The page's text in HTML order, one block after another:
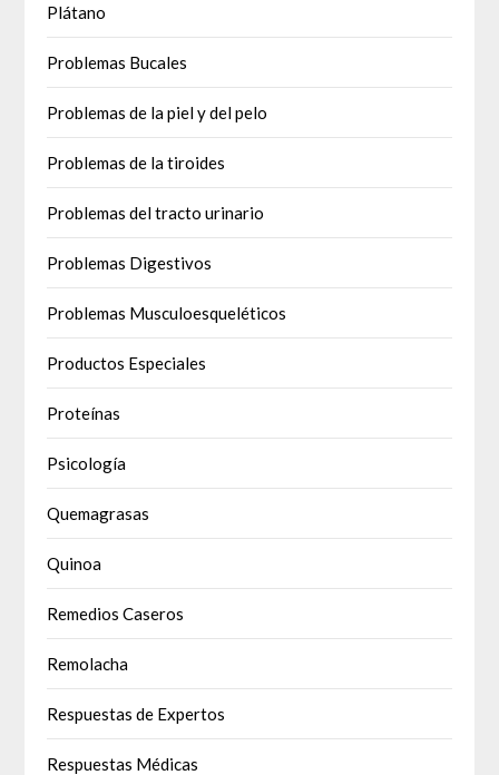
Plátano
Problemas Bucales
Problemas de la piel y del pelo
Problemas de la tiroides
Problemas del tracto urinario
Problemas Digestivos
Problemas Musculoesqueléticos
Productos Especiales
Proteínas
Psicología
Quemagrasas
Quinoa
Remedios Caseros
Remolacha
Respuestas de Expertos
Respuestas Médicas